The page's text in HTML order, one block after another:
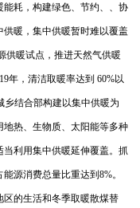
能耗，构建绿色、节约、、协
暖，集中供暖暂时难以覆盖
供暖试点，推进天然气供暖
年，清洁取暖率达到 60%以
乡结合部构建以集中供暖为
热、生物质、太阳能等多种
利用集中供暖延伸覆盖。抓
源消费总量比重达到8%。
的生活和冬季取暖散煤替